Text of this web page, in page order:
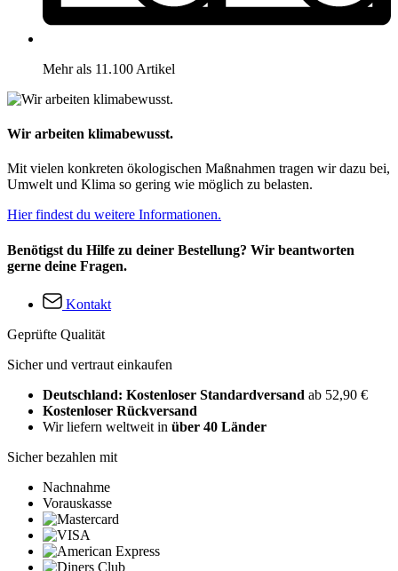
Mehr als 11.100 Artikel
Wir arbeiten klimabewusst.
Mit vielen konkreten ökologischen Maßnahmen tragen wir dazu bei,
Umwelt und Klima so gering wie möglich zu belasten.
Hier findest du weitere Informationen.
Benötigst du Hilfe zu deiner Bestellung? Wir beantworten
gerne deine Fragen.
Kontakt
Geprüfte Qualität
Sicher und vertraut einkaufen
Deutschland: Kostenloser Standardversand ab 52,90 €
Kostenloser Rückversand
Wir liefern weltweit in über 40 Länder
Sicher bezahlen mit
Nachnahme
Vorauskasse